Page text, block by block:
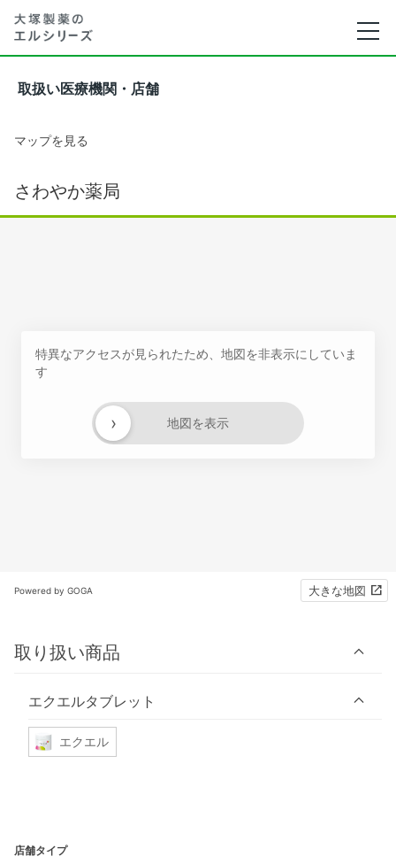
取扱い医療機関・店舗
マップを見る
さわやか薬局
特異なアクセスが見られたため、地図を非表示にしていま
す
地図を表示
›
Powered by GOGA 大きな地図
取り扱い商品
エクエルタブレット
エクエル
店舗タイプ